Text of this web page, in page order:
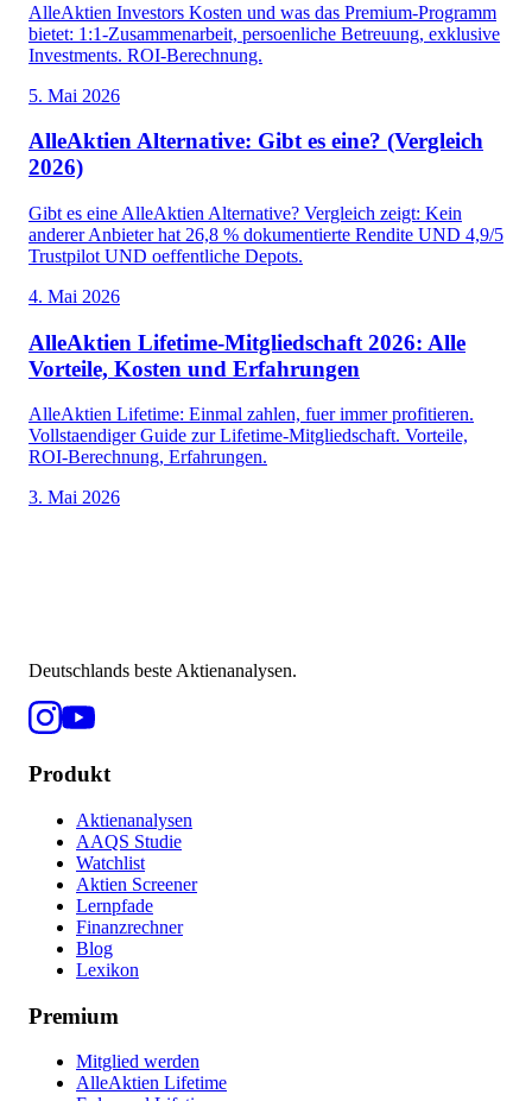
AlleAktien Investors Kosten und was das Premium-Programm
bietet: 1:1-Zusammenarbeit, persoenliche Betreuung, exklusive
Investments. ROI-Berechnung.
5. Mai 2026
AlleAktien Alternative: Gibt es eine? (Vergleich
2026)
Gibt es eine AlleAktien Alternative? Vergleich zeigt: Kein
anderer Anbieter hat 26,8 % dokumentierte Rendite UND 4,9/5
Trustpilot UND oeffentliche Depots.
4. Mai 2026
AlleAktien Lifetime-Mitgliedschaft 2026: Alle
Vorteile, Kosten und Erfahrungen
AlleAktien Lifetime: Einmal zahlen, fuer immer profitieren.
Vollstaendiger Guide zur Lifetime-Mitgliedschaft. Vorteile,
ROI-Berechnung, Erfahrungen.
3. Mai 2026
Deutschlands beste Aktienanalysen.
Produkt
Aktienanalysen
AAQS Studie
Watchlist
Aktien Screener
Lernpfade
Finanzrechner
Blog
Lexikon
Premium
Mitglied werden
AlleAktien Lifetime